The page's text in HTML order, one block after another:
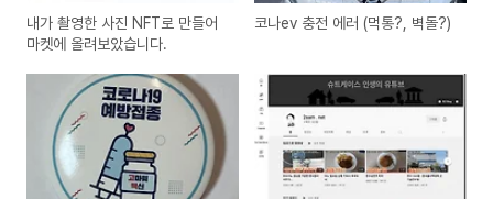
내가 촬영한 사진 NFT로 만들어
마켓에 올려보았습니다.
코나ev 충전 에러 (먹통?, 벽돌?)